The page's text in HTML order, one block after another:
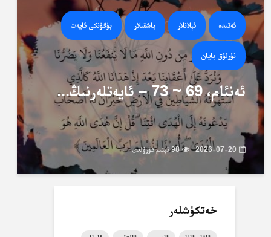
ئەقىدە ئېلانلار باشقىلار بۈگۈنكى ئايەت
نۇرلۇق بايان
ئەنئام، 69 ~ 73 – ئايەتلەرنىڭ...
2026-07-20 98 قېتىم كۆرۈلدى
خەتكۈشلەر